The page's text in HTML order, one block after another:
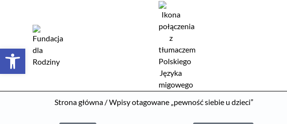
Strona główna / Wpisy otagowane „pewność siebie u dzieci”
Otwórz pasek narzędzi